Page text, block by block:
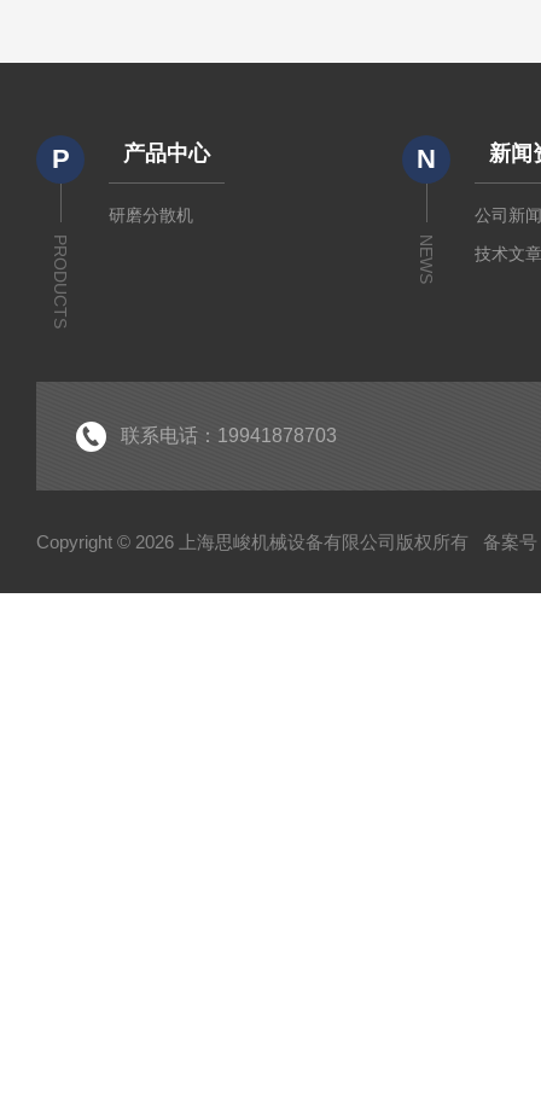
P
PRODUCTS
产品中心
研磨分散机
N
NEWS
新闻
公司新
技术文
联系电话：19941878703
Copyright © 2026 上海思峻机械设备有限公司版权所有 备案号